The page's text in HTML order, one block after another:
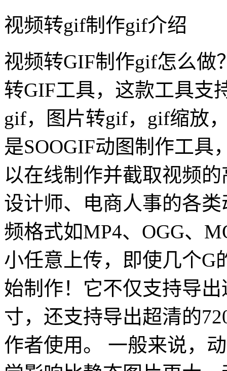
视频转gif制作gif介绍
视频转GIF制作gif怎么做
转GIF工具，这款工具支
gif，图片转gif，gif缩放
是SOOGIF动图制作工具
以在线制作并截取视频
设计师、电商人事的各
频格式如MP4、OGG、
小任意上传，即使几个G
始制作！它不仅支持导
寸，还支持导出超清的
作者使用。 一般来说，